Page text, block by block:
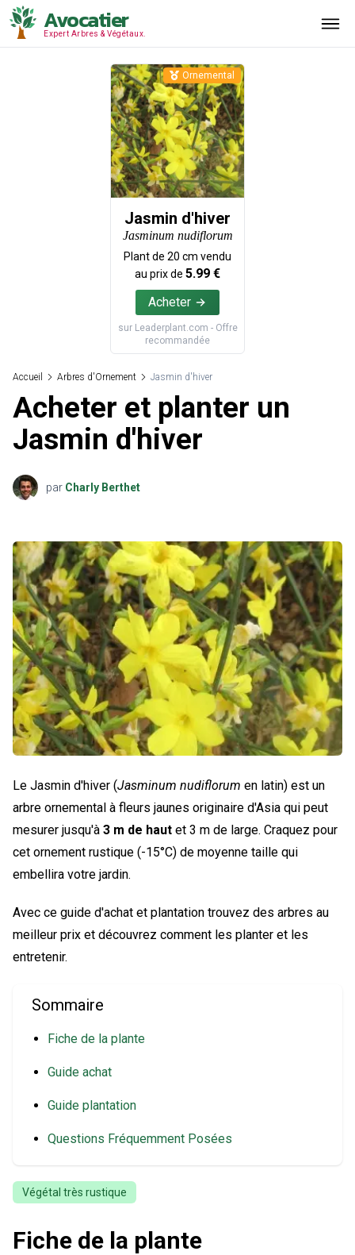
Avocatier
Expert Arbres & Végétaux.
Jasmin d'hiver
Jasminum nudiflorum
Plant de 20 cm vendu
au prix de 5.99 €
Acheter
sur Leaderplant.com - Offre
recommandée
Ornemental
Accueil Arbres d'Ornement Jasmin d'hiver
Acheter et planter un
Jasmin d'hiver
par Charly Berthet
Le Jasmin d'hiver (Jasminum nudiflorum en latin) est un
arbre ornemental à fleurs jaunes originaire d'Asia qui peut
mesurer jusqu'à 3 m de haut et 3 m de large. Craquez pour
cet ornement rustique (-15°C) de moyenne taille qui
embellira votre jardin.
Avec ce guide d'achat et plantation trouvez des arbres au
meilleur prix et découvrez comment les planter et les
entretenir.
Sommaire
Fiche de la plante
Guide achat
Guide plantation
Questions Fréquemment Posées
Végétal très rustique
Fiche de la plante